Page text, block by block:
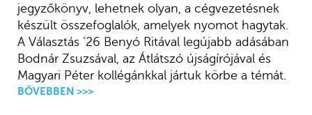
jegyzőkönyv, lehetnek olyan, a cégvezetésnek
készült összefoglalók, amelyek nyomot hagytak.
A Választás ’26 Benyó Ritával legújabb adásában
Bodnár Zsuzsával, az Átlátszó újságírójával és
Magyari Péter kollégánkkal jártuk körbe a témát.
BŐVEBBEN >>>